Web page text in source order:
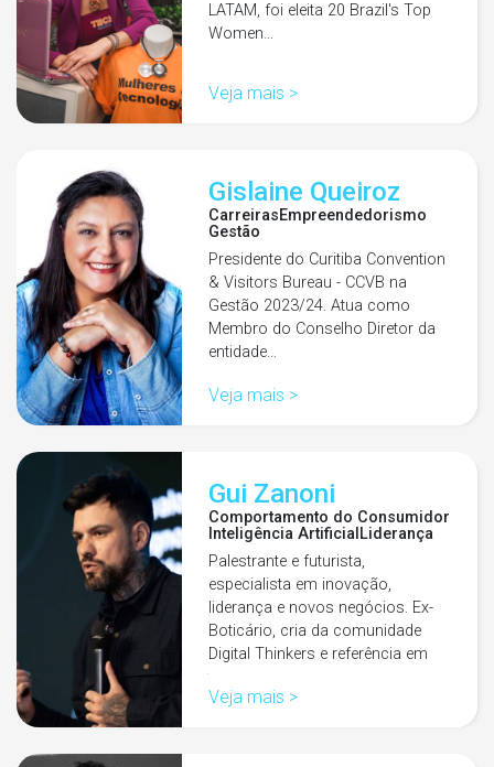
LATAM, foi eleita 20 Brazil's Top
Women…
Veja mais >
Gislaine Queiroz
CarreirasEmpreendedorismo
Gestão
Presidente do Curitiba Convention
& Visitors Bureau - CCVB na
Gestão 2023/24. Atua como
Membro do Conselho Diretor da
entidade…
Veja mais >
Gui Zanoni
Comportamento do Consumidor
Inteligência Artificial Liderança
Palestrante e futurista,
especialista em inovação,
liderança e novos negócios. Ex-
Boticário, cria da comunidade
Digital Thinkers e referência em
Veja mais >